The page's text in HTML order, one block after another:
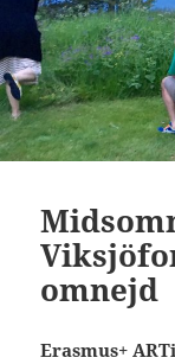
omnejd
Erasmus+